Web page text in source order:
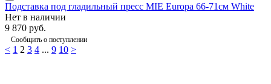
Подставка под гладильный пресс MIE Europa 66-71см White
Нет в наличии
9 870 руб.
Сообщить о поступлении
< 1 2 3 4 ... 9 10 >